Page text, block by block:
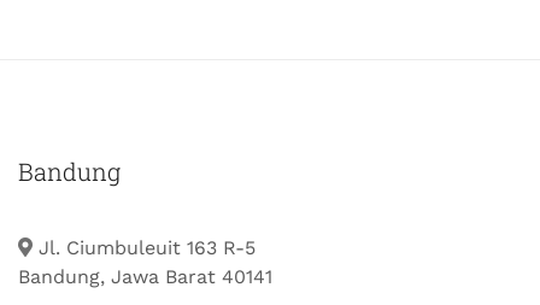
Bandung
Jl. Ciumbuleuit 163 R-5
Bandung, Jawa Barat 40141